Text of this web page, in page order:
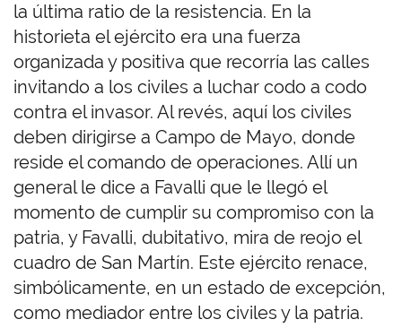
la última ratio de la resistencia. En la
historieta el ejército era una fuerza
organizada y positiva que recorría las calles
invitando a los civiles a luchar codo a codo
contra el invasor. Al revés, aquí los civiles
deben dirigirse a Campo de Mayo, donde
reside el comando de operaciones. Allí un
general le dice a Favalli que le llegó el
momento de cumplir su compromiso con la
patria, y Favalli, dubitativo, mira de reojo el
cuadro de San Martín. Este ejército renace,
simbólicamente, en un estado de excepción,
como mediador entre los civiles y la patria.